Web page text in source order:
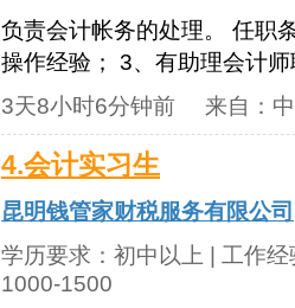
负责会计帐务的处理。 任职
操作经验； 3、有助理会计
3天8小时6分钟前 来自：
4.会计实习生
昆明钱管家财税服务有限公司
学历要求： 初中以上 | 工作
1000-1500